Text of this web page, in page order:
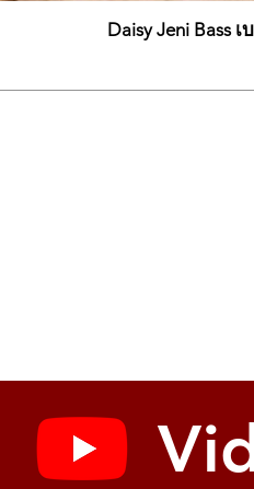
Daisy Jeni Bass